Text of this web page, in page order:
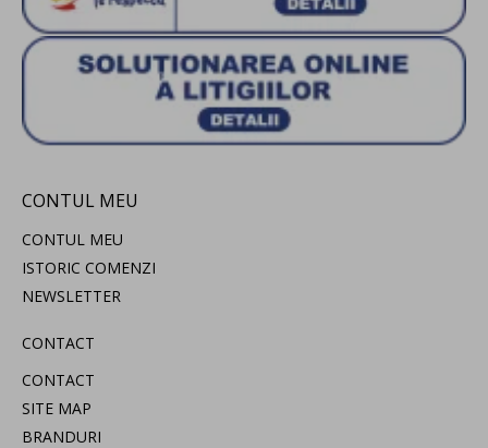
CONTUL MEU
CONTUL MEU
ISTORIC COMENZI
NEWSLETTER
CONTACT
CONTACT
SITE MAP
BRANDURI